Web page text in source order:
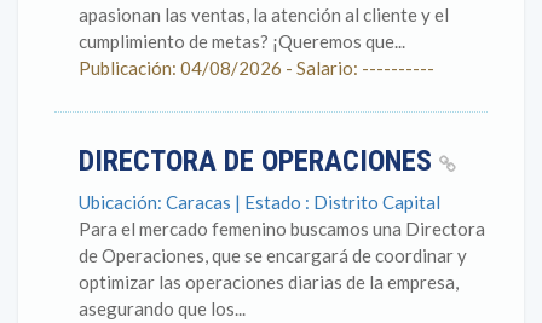
apasionan las ventas, la atención al cliente y el
cumplimiento de metas? ¡Queremos que...
Publicación: 04/08/2026 - Salario: ----------
DIRECTORA DE OPERACIONES
Ubicación: Caracas | Estado : Distrito Capital
Para el mercado femenino buscamos una Directora
de Operaciones, que se encargará de coordinar y
optimizar las operaciones diarias de la empresa,
asegurando que los...